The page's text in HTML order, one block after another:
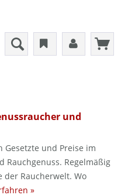
und
Gesetzte und Preise im
Rauchgenuss. Regelmäßig
der Raucherwelt. Wo
»